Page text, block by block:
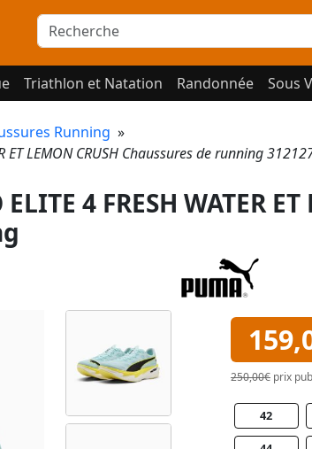
Triathlon et Natation Randonnée Sous
Running »
ET LEMON CRUSH Chaussures de running
4 FRESH WATER
250,00€ prix
42